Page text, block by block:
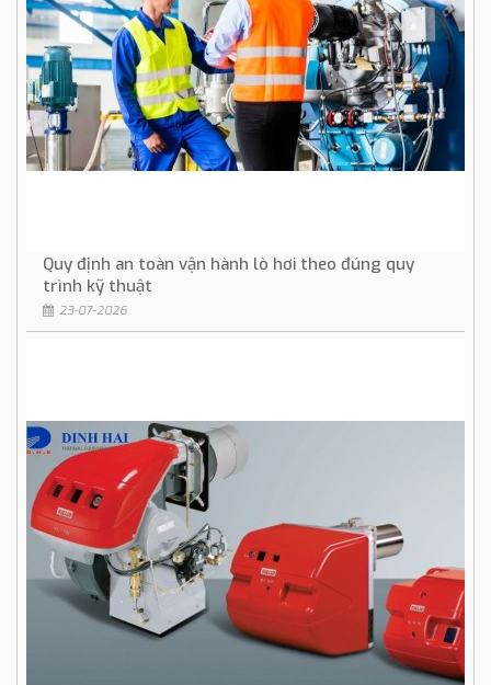
Quy định an toàn vận hành lò hơi theo đúng quy
trình kỹ thuật
23-07-2026